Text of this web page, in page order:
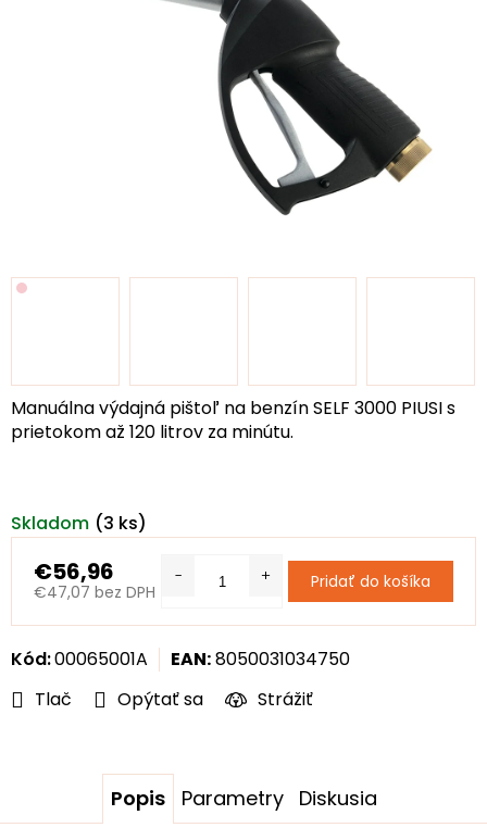
Manuálna výdajná pištoľ na benzín SELF 3000 PIUSI s
prietokom až 120 litrov za minútu.
Tlač Opýtať sa Strážiť
Kód:00065001A EAN:8050031034750
Skladom (3 ks)
€56,96
€47,07 bez DPH Pridať do košíka
Popis Parametry Diskusia